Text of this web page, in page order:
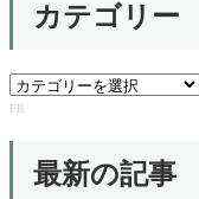
カテゴリー
カ
テ
PR
最新の記事